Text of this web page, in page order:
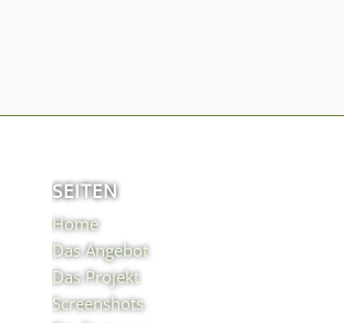
SEITEN
Home
Das Angebot
Das Projekt
Screenshots